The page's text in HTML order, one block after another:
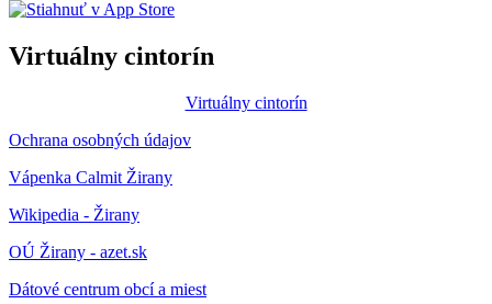
Virtuálny cintorín
Virtuálny cintorín
Ochrana osobných údajov
Vápenka Calmit Žirany
Wikipedia - Žirany
OÚ Žirany - azet.sk
Dátové centrum obcí a miest